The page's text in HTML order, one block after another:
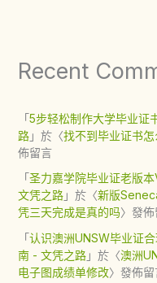
Recent
「5步轻松制作大学毕业证
路」於〈找不到毕业证书
佈留言
「圣力嘉学院毕业证老版
文凭之路」於〈新版
凭三天完成是真的吗〉發佈
「认识澳洲UNSW毕业证
南 - 文凭之路」於〈澳洲
电子图成绩单修改〉發佈留